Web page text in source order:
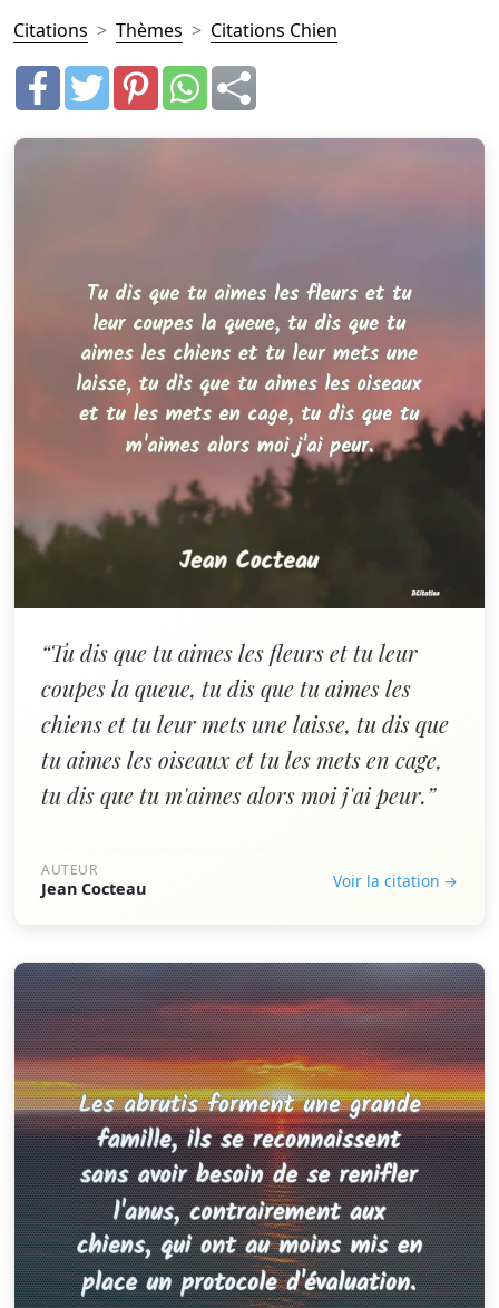
Citations Thèmes Citations Chien
“Tu dis que tu aimes les fleurs et tu leur
coupes la queue, tu dis que tu aimes les
chiens et tu leur mets une laisse, tu dis que
tu aimes les oiseaux et tu les mets en cage,
tu dis que tu m'aimes alors moi j'ai peur.”
AUTEUR
Jean Cocteau Voir la citation →